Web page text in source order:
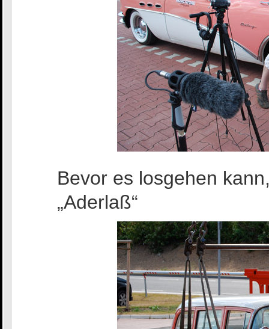
Bevor es losgehen
„Aderlaß“